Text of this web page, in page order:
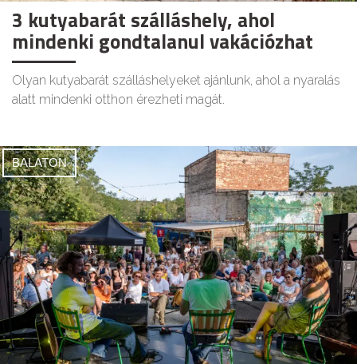
3 kutyabarát szálláshely, ahol
mindenki gondtalanul vakációzhat
Olyan kutyabarát szálláshelyeket ajánlunk, ahol a nyaralás
alatt mindenki otthon érezheti magát.
BALATON